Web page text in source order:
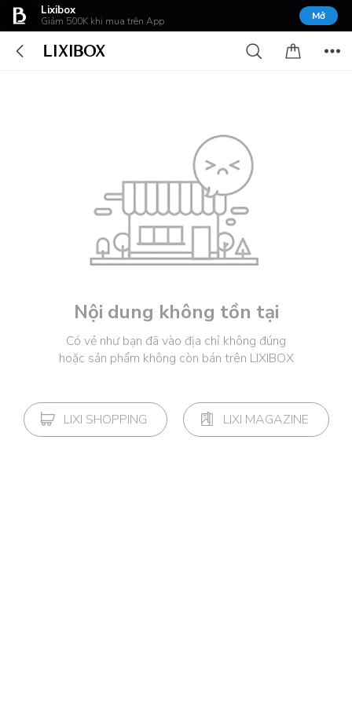
Lixibox
Giảm 500K khi mua trên App Mở
Nội dung không tồn tại
Có vẻ như bạn đã vào địa chỉ không đúng
hoặc sản phẩm không còn bán trên LIXIBOX
LIXI SHOPPING LIXI MAGAZINE